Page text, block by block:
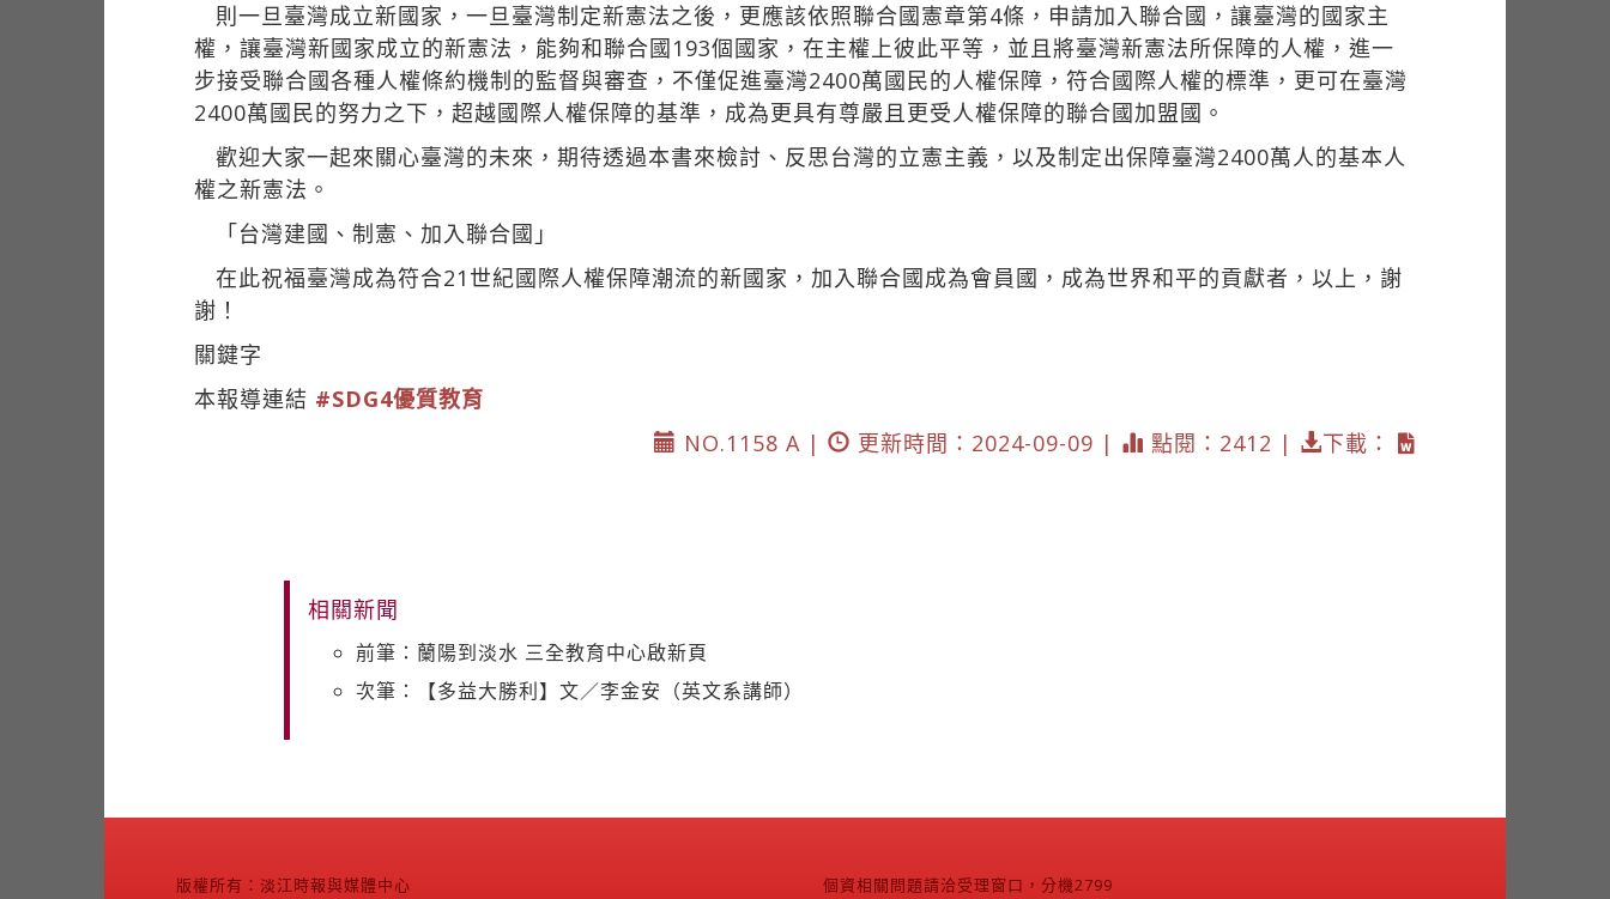
則一旦臺灣成立新國家，一旦臺灣制定新憲法之後，更應該依照聯合國憲章第4條，申請加入聯合國，讓臺灣的國家主
權，讓臺灣新國家成立的新憲法，能夠和聯合國193個國家，在主權上彼此平等，並且將臺灣新憲法所保障的人權，進一
步接受聯合國各種人權條約機制的監督與審查，不僅促進臺灣2400萬國民的人權保障，符合國際人權的標準，更可在臺灣
2400萬國民的努力之下，超越國際人權保障的基準，成為更具有尊嚴且更受人權保障的聯合國加盟國。
歡迎大家一起來關心臺灣的未來，期待透過本書來檢討、反思台灣的立憲主義，以及制定出保障臺灣2400萬人的基本人
權之新憲法。
「台灣建國、制憲、加入聯合國」
在此祝福臺灣成為符合21世紀國際人權保障潮流的新國家，加入聯合國成為會員國，成為世界和平的貢獻者，以上，謝
謝！
關鍵字
本報導連結 #SDG4優質教育
NO.1158 A |
更新時間：2024-09-09 | 點閱：2412 | 下載：
相關新聞
前筆：蘭陽到淡水 三全教育中心啟新頁
次筆：【多益大勝利】文／李金安（英文系講師）
版權所有：淡江時報與媒體中心 個資相關問題請洽受理窗口，分機2799